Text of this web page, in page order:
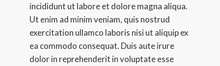
incididunt ut labore et dolore magna aliqua.
Ut enim ad minim veniam, quis nostrud
exercitation ullamco laboris nisi ut aliquip ex
ea commodo consequat. Duis aute irure
dolor in reprehenderit in voluptate esse